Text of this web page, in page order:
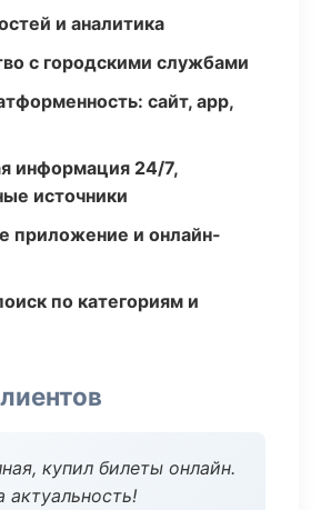
и аналитика
с городскими службами
сайт, app,
информация 24/7,
источники
приложение и онлайн-
по категориям и
купил билеты онлайн.
актуальность!